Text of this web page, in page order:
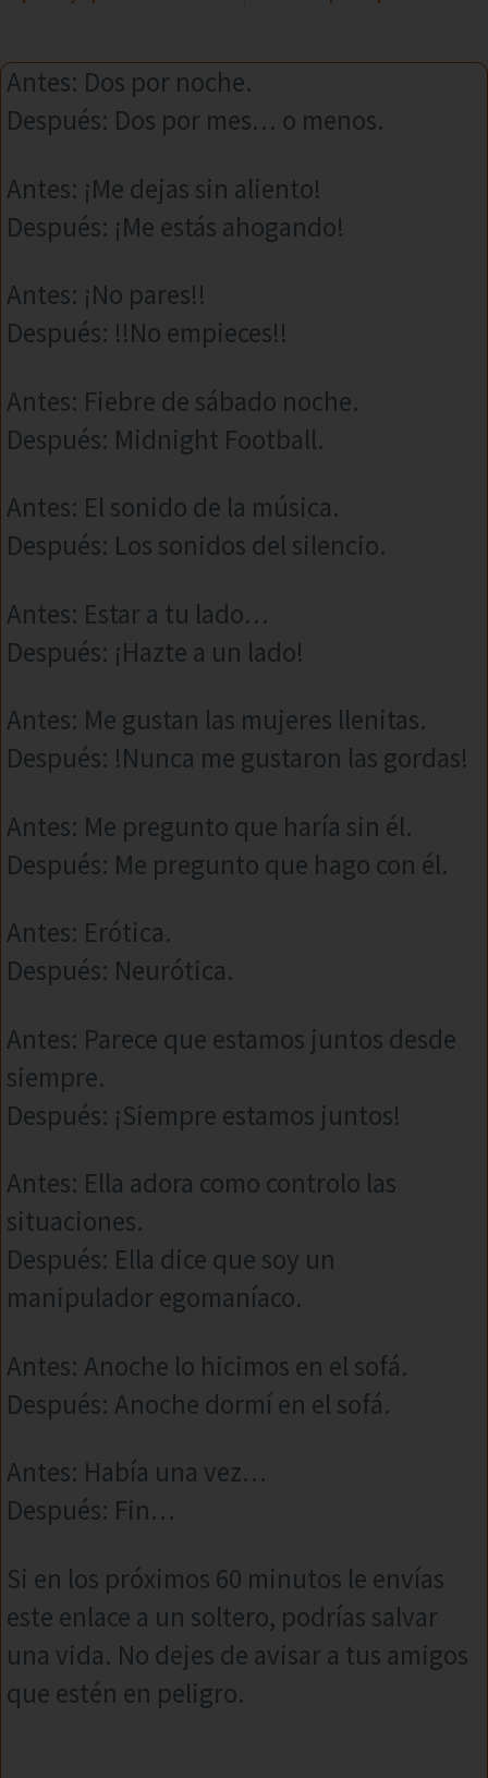
Antes: Dos por noche.
Después: Dos por mes… o menos.
Antes: ¡Me dejas sin aliento!
Después: ¡Me estás ahogando!
Antes: ¡No pares!!
Después: !!No empieces!!
Antes: Fiebre de sábado noche.
Después: Midnight Football.
Antes: El sonido de la música.
Después: Los sonidos del silencio.
Antes: Estar a tu lado…
Después: ¡Hazte a un lado!
Antes: Me gustan las mujeres llenitas.
Después: !Nunca me gustaron las gordas!
Antes: Me pregunto que haría sin él.
Después: Me pregunto que hago con él.
Antes: Erótica.
Después: Neurótica.
Antes: Parece que estamos juntos desde
siempre.
Después: ¡Siempre estamos juntos!
Antes: Ella adora como controlo las
situaciones.
Después: Ella dice que soy un
manipulador egomaníaco.
Antes: Anoche lo hicimos en el sofá.
Después: Anoche dormí en el sofá.
Antes: Había una vez…
Después: Fin…
Si en los próximos 60 minutos le envías
este enlace a un soltero, podrías salvar
una vida. No dejes de avisar a tus amigos
que estén en peligro.